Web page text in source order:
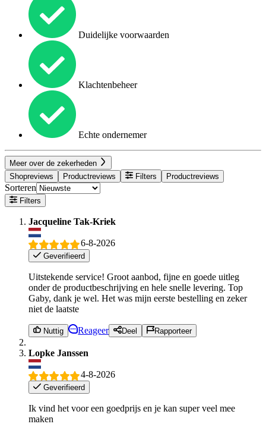
Duidelijke voorwaarden
Klachtenbeheer
Echte ondernemer
Meer over de zekerheden
Shopreviews
Productreviews Filters Productreviews
Sorteren
Filters
Jacqueline Tak-Kriek
6-8-2026
Geverifieerd
Uitstekende service! Groot aanbod, fijne en goede uitleg
onder de productbeschrijving en hele snelle levering. Top
Gaby, dank je wel. Het was mijn eerste bestelling en zeker
niet de laatste
Nuttig Reageer Deel Rapporteer
Lopke Janssen
4-8-2026
Geverifieerd
Ik vind het voor een goedprijs en je kan super veel mee
maken